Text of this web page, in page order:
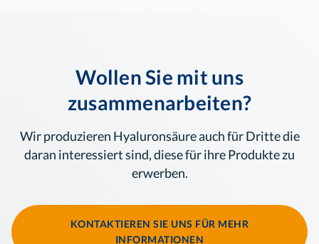
Wollen Sie mit uns
zusammenarbeiten?
Wir produzieren Hyaluronsäure auch für Dritte die
daran interessiert sind, diese für ihre Produkte zu
erwerben.
KONTAKTIEREN SIE UNS FÜR MEHR
INFORMATIONEN